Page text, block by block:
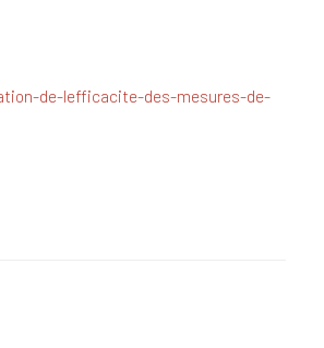
de-lefficacite-des-mesures-de-